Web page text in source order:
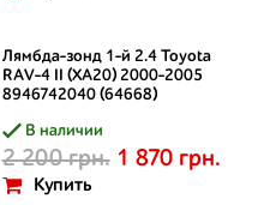
Лямбда-зонд 1-й 2.4 Toyota
RAV-4 II (XA20) 2000-2005
8946742040 (64668)
В наличии
2 200 грн. 1 870 грн.
Купить